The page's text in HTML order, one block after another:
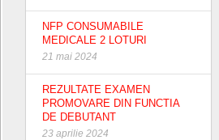
NFP CONSUMABILE
MEDICALE 2 LOTURI
21 mai 2024
REZULTATE EXAMEN
PROMOVARE DIN FUNCTIA
DE DEBUTANT
23 aprilie 2024